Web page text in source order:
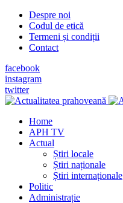
Despre noi
Codul de etică
Termeni și condiții
Contact
facebook
instagram
twitter
Home
APH TV
Actual
Știri locale
Știri naționale
Știri internaționale
Politic
Administrație